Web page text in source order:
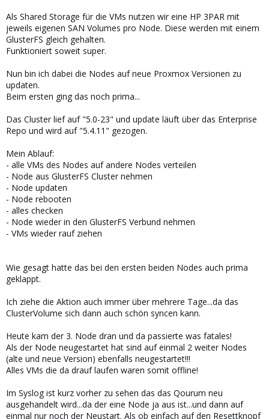
Als Shared Storage für die VMs nutzen wir eine HP 3PAR mit
jeweils eigenen SAN Volumes pro Node. Diese werden mit einem
GlusterFS gleich gehalten.
Funktioniert soweit super.
Nun bin ich dabei die Nodes auf neue Proxmox Versionen zu
updaten.
Beim ersten ging das noch prima...
Das Cluster lief auf "5.0-23" und update läuft über das Enterprise
Repo und wird auf "5.4.11" gezogen.
Mein Ablauf:
- alle VMs des Nodes auf andere Nodes verteilen
- Node aus GlusterFS Cluster nehmen
- Node updaten
- Node rebooten
- alles checken
- Node wieder in den GlusterFS Verbund nehmen
- VMs wieder rauf ziehen
Wie gesagt hatte das bei den ersten beiden Nodes auch prima
geklappt.
Ich ziehe die Aktion auch immer über mehrere Tage...da das
ClusterVolume sich dann auch schön syncen kann.
Heute kam der 3. Node dran und da passierte was fatales!
Als der Node neugestartet hat sind auf einmal 2 weiter Nodes
(alte und neue Version) ebenfalls neugestartet!!!
Alles VMs die da drauf laufen waren somit offline!
Im Syslog ist kurz vorher zu sehen das das Qourum neu
ausgehandelt wird...da der eine Node ja aus ist...und dann auf
einmal nur noch der Neustart. Als ob einfach auf den Resettknopf